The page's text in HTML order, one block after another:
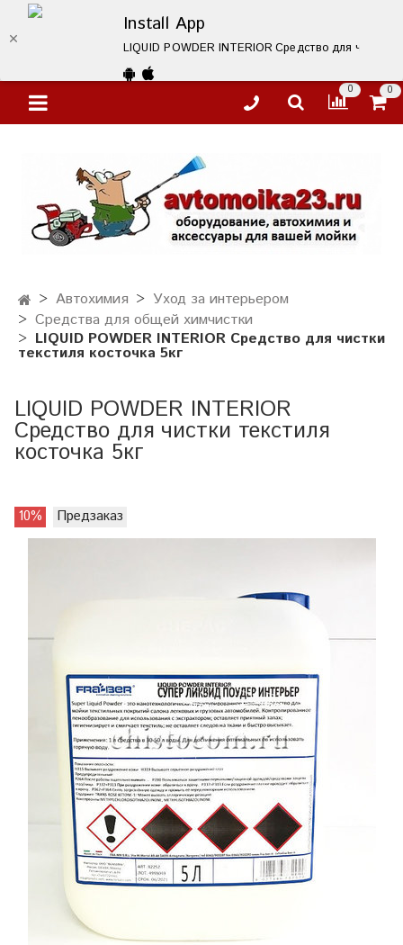
Install App
LIQUID POWDER INTERIOR Средство для чистки
0 0
Автохимия
Уход за интерьером
Средства для общей химчистки
LIQUID POWDER INTERIOR Средство для чистки
текстиля косточка 5кг
LIQUID POWDER INTERIOR
Средство для чистки текстиля
косточка 5кг
10% Предзаказ